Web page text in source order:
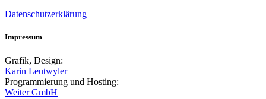
Datenschutzerklärung
Impressum
Grafik, Design:
Karin Leutwyler
Programmierung und Hosting:
Weiter GmbH